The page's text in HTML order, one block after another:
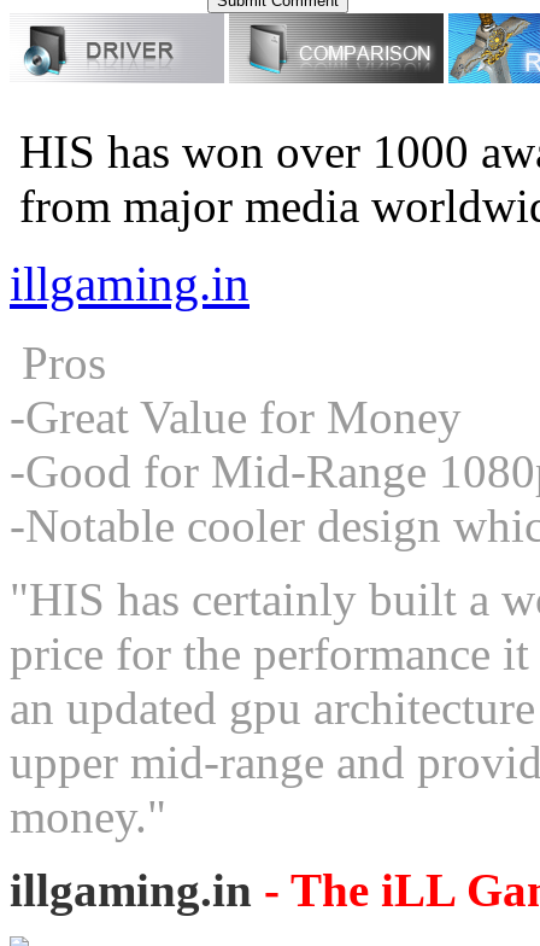
HIS has won over 1000
from major media
illgaming.in
Pros
-Great Value for Money
-Good for Mid-Range
-Notable cooler design
"HIS has certainly built a
price for the performance
an updated gpu
upper mid-range and
money."
illgaming.in - The iLL